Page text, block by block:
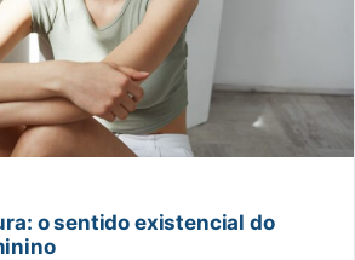
o sentido existencial do